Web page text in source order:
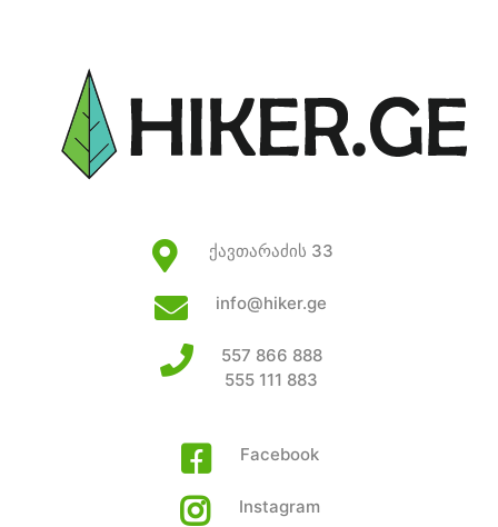
ქავთარაძის 33
info@hiker.ge
557 866 888
555 111 883
Facebook
Instagram